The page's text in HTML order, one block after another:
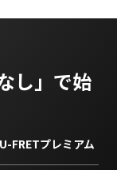
し」で始
U-FRETプレミアム